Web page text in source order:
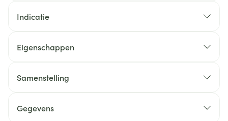
Indicatie
Eigenschappen
Samenstelling
Gegevens